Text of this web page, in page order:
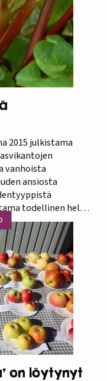
2015 julkistama
vanhoista
ansiosta
todellinen helmi.
375 kasvia, joista
Victoria-
vaihe
geenejä
on löytynyt